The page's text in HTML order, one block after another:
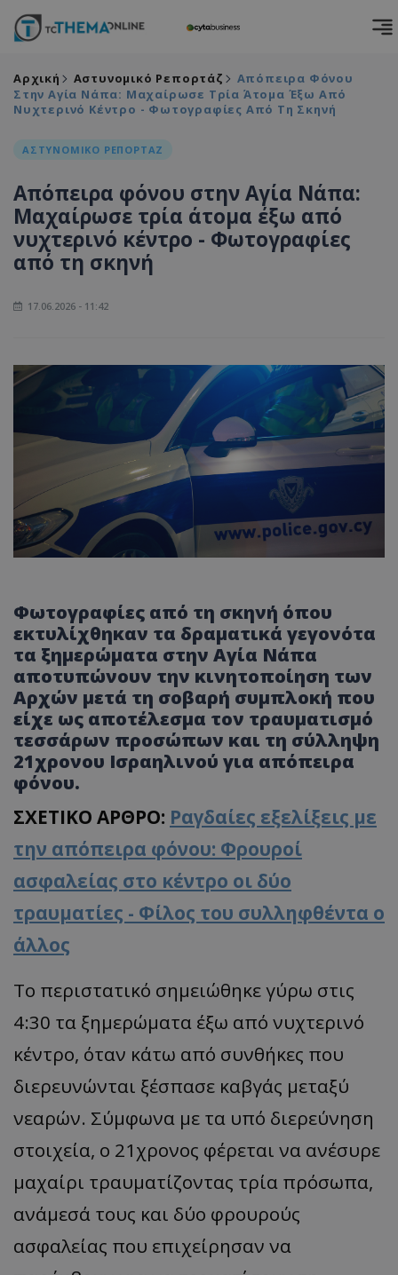
Αρχική Αστυνομικό Ρεπορτάζ
Απόπειρα Φόνου
Στην Αγία Νάπα: Μαχαίρωσε Τρία Άτομα Έξω Από
Νυχτερινό Κέντρο - Φωτογραφίες Από Τη Σκηνή
ΑΣΤΥΝΟΜΙΚΟ ΡΕΠΟΡΤΑΖ
Απόπειρα φόνου στην Αγία Νάπα:
Μαχαίρωσε τρία άτομα έξω από
νυχτερινό κέντρο - Φωτογραφίες
από τη σκηνή
17.06.2026 - 11:42
Φωτογραφίες από τη σκηνή όπου
εκτυλίχθηκαν τα δραματικά γεγονότα
τα ξημερώματα στην Αγία Νάπα
αποτυπώνουν την κινητοποίηση των
Αρχών μετά τη σοβαρή συμπλοκή που
είχε ως αποτέλεσμα τον τραυματισμό
τεσσάρων προσώπων και τη σύλληψη
21χρονου Ισραηλινού για απόπειρα
φόνου.
ΣΧΕΤΙΚΟ ΑΡΘΡΟ: Ραγδαίες εξελίξεις με
την απόπειρα φόνου: Φρουροί
ασφαλείας στο κέντρο οι δύο
τραυματίες - Φίλος του συλληφθέντα ο
άλλος
Το περιστατικό σημειώθηκε γύρω στις
4:30 τα ξημερώματα έξω από νυχτερινό
κέντρο, όταν κάτω από συνθήκες που
διερευνώνται ξέσπασε καβγάς μεταξύ
νεαρών. Σύμφωνα με τα υπό διερεύνηση
στοιχεία, ο 21χρονος φέρεται να ανέσυρε
μαχαίρι τραυματίζοντας τρία πρόσωπα,
ανάμεσά τους και δύο φρουρούς
ασφαλείας που επιχείρησαν να